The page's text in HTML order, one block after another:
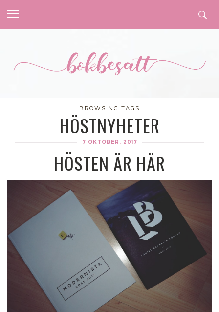
BROWSING TAGS
HÖSTNYHETER
7 OKTOBER, 2017
HÖSTEN ÄR HÄR